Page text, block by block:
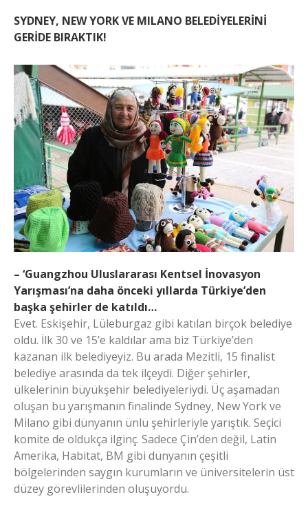
SYDNEY, NEW YORK VE MILANO BELEDİYELERİNİ
GERİDE BIRAKTIK!
– ‘Guangzhou Uluslararası Kentsel İnovasyon
Yarışması’na daha önceki yıllarda Türkiye’den
başka şehirler de katıldı…
Evet. Eskişehir, Lüleburgaz gibi katılan birçok belediye
oldu. İlk 30 ve 15’e kaldılar ama biz Türkiye’den
kazanan ilk belediyeyiz. Bu arada Mezitli, 15 finalist
belediye arasında da tek ilçeydi. Diğer şehirler,
ülkelerinin büyükşehir belediyeleriydi. Üç aşamadan
oluşan bu yarışmanın finalinde Sydney, New York ve
Milano gibi dünyanın ünlü şehirleriyle yarıştık. Seçici
komite de oldukça ilginç. Sadece Çin’den değil, Latin
Amerika, Habitat, BM gibi dünyanın çeşitli
bölgelerinden saygın kurumların ve üniversitelerin üst
düzey görevlilerinden oluşuyordu.